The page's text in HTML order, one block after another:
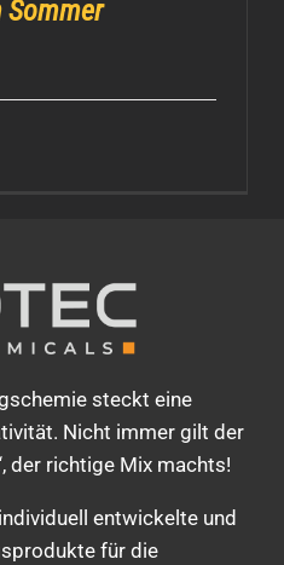
Sommer
steckt eine
Nicht immer gilt der
der richtige Mix machts!
entwickelte und
für die